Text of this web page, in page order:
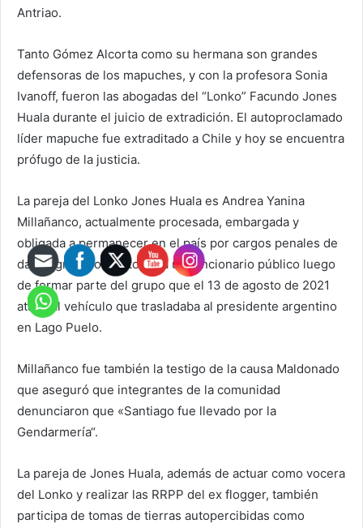
Antriao.
Tanto Gómez Alcorta como su hermana son grandes
defensoras de los mapuches, y con la profesora Sonia
Ivanoff, fueron las abogadas del “Lonko” Facundo Jones
Huala durante el juicio de extradición. El autoproclamado
líder mapuche fue extraditado a Chile y hoy se encuentra
prófugo de la justicia.
La pareja del Lonko Jones Huala es Andrea Yanina
Millañanco, actualmente procesada, embargada y
obligada a permanecer en el país por cargos penales de
daño agravado y estorbo a un funcionario público luego
de formar parte del grupo que el 13 de agosto de 2021
atacó al vehículo que trasladaba al presidente argentino
en Lago Puelo.
Millañanco fue también la testigo de la causa Maldonado
que aseguró que integrantes de la comunidad
denunciaron que «Santiago fue llevado por la
Gendarmería“.
La pareja de Jones Huala, además de actuar como vocera
del Lonko y realizar las RRPP del ex flogger, también
participa de tomas de tierras autopercibidas como